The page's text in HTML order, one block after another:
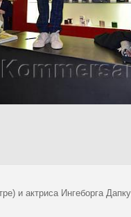
и актриса Ингеборга